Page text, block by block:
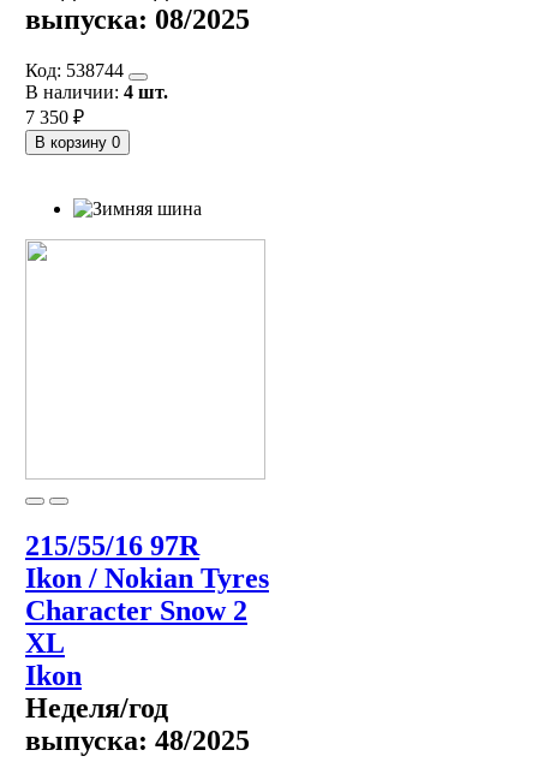
выпуска: 08/2025
Код: 538744
В наличии: 4 шт.
7 350 ₽
В корзину 0
215/55/16 97R
Ikon / Nokian Tyres
Character Snow 2
XL
Ikon
Неделя/год
выпуска: 48/2025